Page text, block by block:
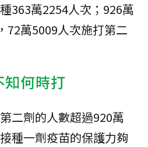
363萬2254人次；926萬
72萬5009人次施打第二
知何時打
二劑的人數超過920萬
種一劑疫苗的保護力夠